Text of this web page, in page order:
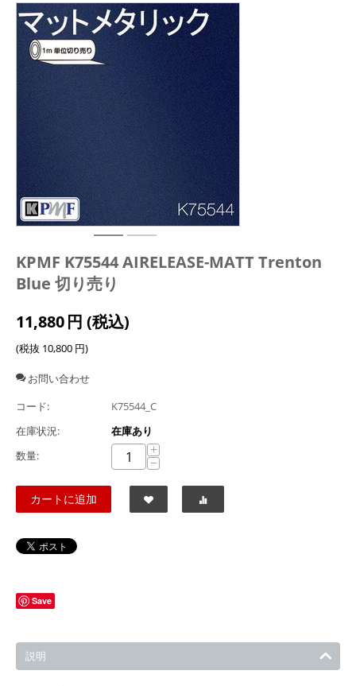
KPMF K75544 AIRELEASE-MATT Trenton
Blue 切り売り
11,880円 (税込)
(税抜 10,800 円)
お問い合わせ
コード:
K75544_C
在庫状況:
在庫あり
数量:
+
−
カートに追加
Save
説明